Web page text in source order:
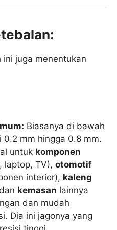
juga menentukan
Biasanya di bawah
0.2 mm hingga 0.8 mm.
untuk komponen
laptop, TV),otomotif
interior), kaleng
kemasan lainnya
dan mudah
Dia ini jagonya yang